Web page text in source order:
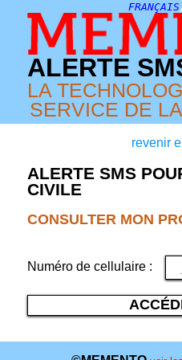
FRANÇAIS
ALERTE
LA
SERVICE DE
revenir
ALERTE SMS
CIVILE
CONSULTER MON
Numéro de cellulaire :